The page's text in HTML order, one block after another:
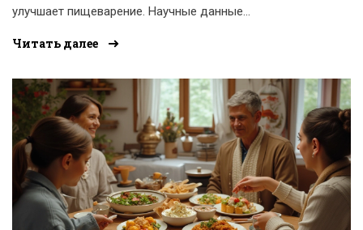
улучшает пищеварение. Научные данные
добавки.
Читать далее